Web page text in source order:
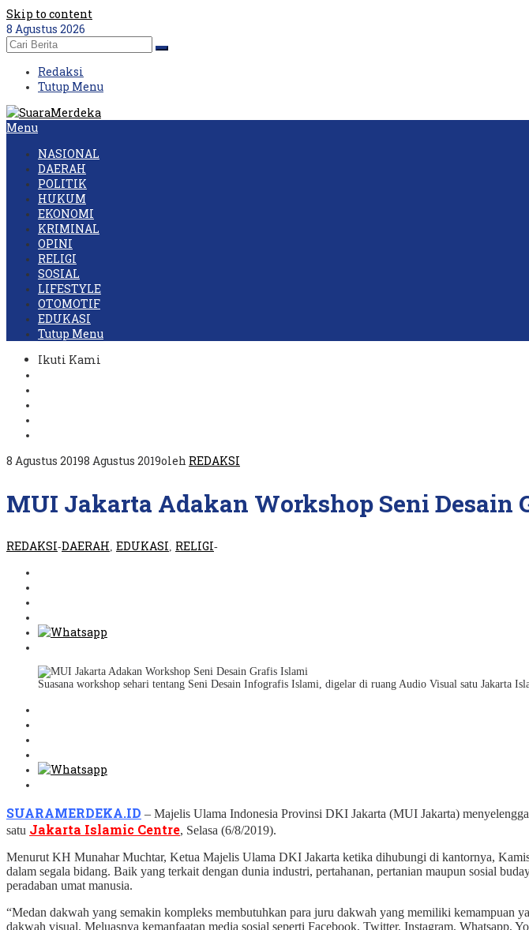
Skip to content
8 Agustus 2026
Redaksi
Tutup Menu
Menu
NASIONAL
DAERAH
POLITIK
HUKUM
EKONOMI
KRIMINAL
OPINI
RELIGI
SOSIAL
LIFESTYLE
OTOMOTIF
EDUKASI
Tutup Menu
Ikuti Kami
8 Agustus 20198 Agustus 2019oleh REDAKSI
MUI Jakarta Adakan Workshop Seni Desain
REDAKSI-DAERAH EDUKASI RELIGI-
Suasana workshop sehari tentang Seni Desain Infografis Islami, digelar di ruang Audio Visual satu Jakarta
SUARAMERDEKA.ID – Majelis Ulama Indonesia Provinsi DKI Jakarta (MUI Jakarta)
satu Jakarta Islamic Centre, Selasa (6/8/2019).
Menurut KH Munahar Muchtar, Ketua Majelis Ulama DKI Jakarta ketika dihubungi di kantornya,
dalam segala bidang. Baik yang terkait dengan dunia industri, pertahanan, pertanian maupun sosial
peradaban umat manusia.
“Medan dakwah yang semakin kompleks membutuhkan para juru dakwah yang memiliki kemampuan
dakwah visual. Meluasnya kemanfaatan media sosial seperti Facebook, Twitter, Instagram,